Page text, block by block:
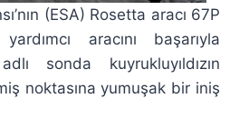
(ESA) Rosetta aracı 67P
yardımcı aracını başarıyla
sonda kuyrukluyıldızın
noktasına yumuşak bir iniş